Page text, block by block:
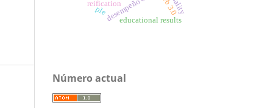
reification
educational results
ple
Número actual